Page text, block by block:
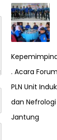
. Acara
PLN Unit
dan Nefrologi
Jantung